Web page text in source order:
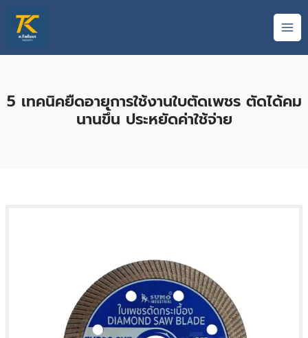
content
5 เทคนิคยืดอายุการใช้งานใบตัดเพชร ตัดได้คม
นานขึ้น ประหยัดค่าใช้จ่าย